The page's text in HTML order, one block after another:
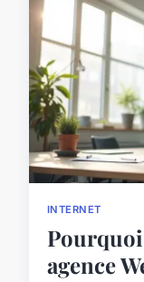
INTERNET
agence